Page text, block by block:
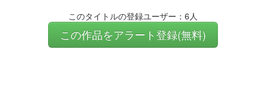
このタイトルの登録ユーザー：6人
この作品をアラート登録(無料)